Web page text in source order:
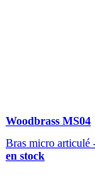
Woodbrass MS04
Bras micro articulé
en stock